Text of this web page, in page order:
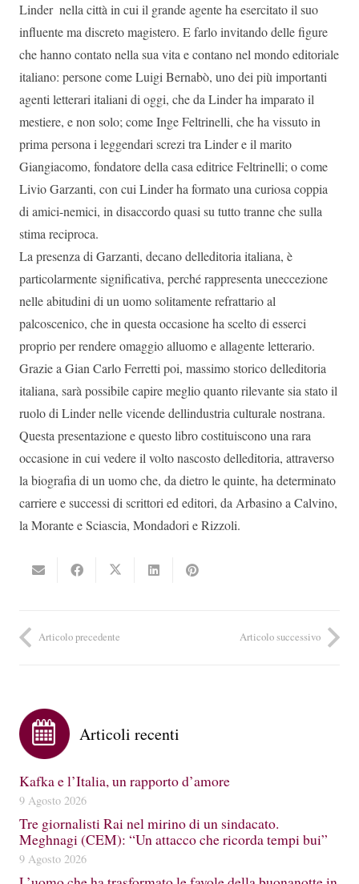
Linder  nella città in cui il grande agente ha esercitato il suo
influente ma discreto magistero. E farlo invitando delle figure
che hanno contato nella sua vita e contano nel mondo editoriale
italiano: persone come Luigi Bernabò, uno dei più importanti
agenti letterari italiani di oggi, che da Linder ha imparato il
mestiere, e non solo; come Inge Feltrinelli, che ha vissuto in
prima persona i leggendari screzi tra Linder e il marito
Giangiacomo, fondatore della casa editrice Feltrinelli; o come
Livio Garzanti, con cui Linder ha formato una curiosa coppia
di amici-nemici, in disaccordo quasi su tutto tranne che sulla
stima reciproca.
La presenza di Garzanti, decano delleditoria italiana, è
particolarmente significativa, perché rappresenta uneccezione
nelle abitudini di un uomo solitamente refrattario al
palcoscenico, che in questa occasione ha scelto di esserci
proprio per rendere omaggio alluomo e allagente letterario.
Grazie a Gian Carlo Ferretti poi, massimo storico delleditoria
italiana, sarà possibile capire meglio quanto rilevante sia stato il
ruolo di Linder nelle vicende dellindustria culturale nostrana.
Questa presentazione e questo libro costituiscono una rara
occasione in cui vedere il volto nascosto delleditoria, attraverso
la biografia di un uomo che, da dietro le quinte, ha determinato
carriere e successi di scrittori ed editori, da Arbasino a Calvino,
la Morante e Sciascia, Mondadori e Rizzoli.
Articolo precedente Articolo successivo
Articoli recenti
Kafka e l’Italia, un rapporto d’amore
9 Agosto 2026
Tre giornalisti Rai nel mirino di un sindacato.
Meghnagi (CEM): “Un attacco che ricorda tempi bui”
9 Agosto 2026